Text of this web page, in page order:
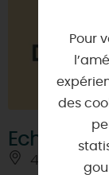
Echilleuses
45390 -
Pour
des